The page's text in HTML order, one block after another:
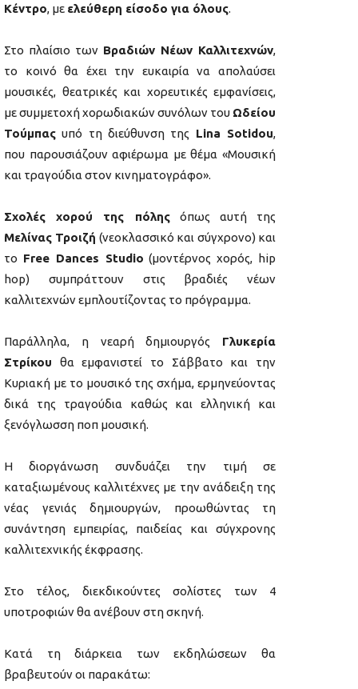
Κέντρο, με ελεύθερη είσοδο για όλους.
Στο πλαίσιο των Βραδιών Νέων Καλλιτεχνών,
το κοινό θα έχει την ευκαιρία να απολαύσει
μουσικές, θεατρικές και χορευτικές εμφανίσεις,
με συμμετοχή χορωδιακών συνόλων του Ωδείου
Τούμπας υπό τη διεύθυνση της Lina Sotidou,
που παρουσιάζουν αφιέρωμα με θέμα «Μουσική
και τραγούδια στον κινηματογράφο».
Σχολές χορού της πόληςόπως αυτή της
Μελίνας Τροιζή (νεοκλασσικό και σύγχρονο) και
το Free Dances Studio (μοντέρνος χορός, hip
hop) συμπράττουν στις βραδιές νέων
καλλιτεχνών εμπλουτίζοντας το πρόγραμμα.
Παράλληλα, η νεαρή δημιουργός Γλυκερία
Στρίκου θα εμφανιστεί το Σάββατο και την
Κυριακή με το μουσικό της σχήμα, ερμηνεύοντας
δικά της τραγούδια καθώς και ελληνική και
ξενόγλωσση ποπ μουσική.
Η διοργάνωση συνδυάζει την τιμή σε
καταξιωμένους καλλιτέχνες με την ανάδειξη της
νέας γενιάς δημιουργών, προωθώντας τη
συνάντηση εμπειρίας, παιδείας και σύγχρονης
καλλιτεχνικής έκφρασης.
Στο τέλος, διεκδικούντες σολίστες των 4
υποτροφιών θα ανέβουν στη σκηνή.
Κατά τη διάρκεια των εκδηλώσεων θα
βραβευτούν οι παρακάτω: